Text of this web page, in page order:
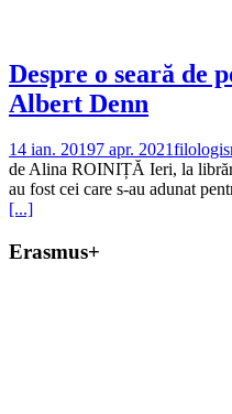
Despre o seară de
Albert Denn
14 ian. 20197 apr. 2021
de Alina ROINIȚĂ Ieri, la
au fost cei care s-au adunat
[...]
Erasmus+